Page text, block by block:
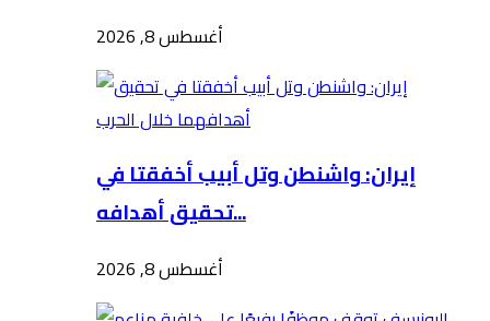
أغسطس 8, 2026
إيران: واشنطن وتل أبيب أخفقتا في
تحقيق أهدافه...
أغسطس 8, 2026